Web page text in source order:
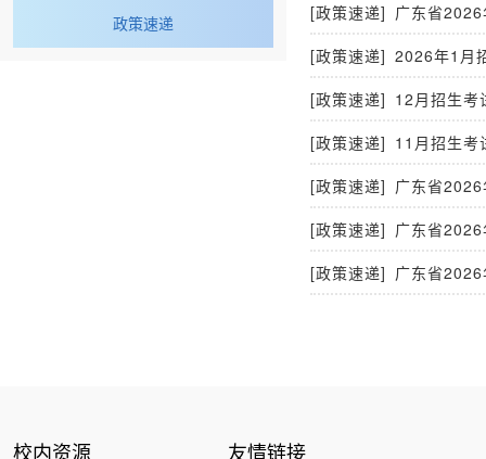
政策速递
[政策速递] 广东省2026
[政策速递] 2026年1月
[政策速递] 12月招生考
[政策速递] 11月招生考
[政策速递] 广东省
[政策速递] 广东省
[政策速递] 广东省
校内资源 友情链接